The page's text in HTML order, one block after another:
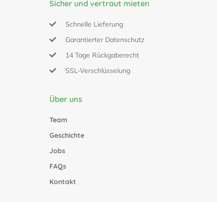
Sicher und vertraut mieten
Schnelle Lieferung
Garantierter Datenschutz
14 Tage Rückgaberecht
SSL-Verschlüsselung
Über uns
Team
Geschichte
Jobs
FAQs
Kontakt